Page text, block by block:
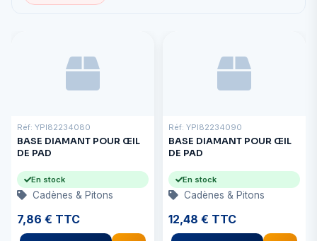
Réf: YPI82234080
BASE DIAMANT POUR ŒIL
DE PAD
En stock
Cadènes & Pitons
7,86 € TTC
Réf: YPI82234090
BASE DIAMANT POUR ŒIL
DE PAD
En stock
Cadènes & Pitons
12,48 € TTC